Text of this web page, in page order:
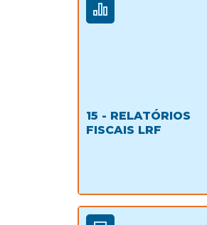
15 - RELATÓRIOS
FISCAIS LRF